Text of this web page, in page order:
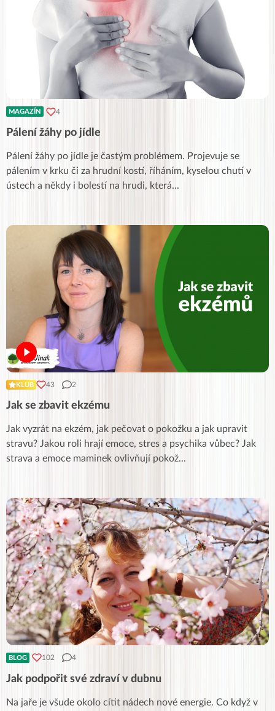
MAGAZÍN 4
Pálení žáhy po jídle
Pálení žáhy po jídle je častým problémem. Projevuje se
pálením v krku či za hrudní kostí, říháním, kyselou chutí v
ústech a někdy i bolestí na hrudi, která...
KLUB 43 2
Jak se zbavit ekzému
Jak vyzrát na ekzém, jak pečovat o pokožku a jak upravit
stravu? Jakou roli hrají emoce, stres a psychika vůbec? Jak
strava a emoce maminek ovlivňují pokož...
BLOG 102 4
Jak podpořit své zdraví v dubnu
Na jaře je všude okolo cítit nádech nové energie. Co když v